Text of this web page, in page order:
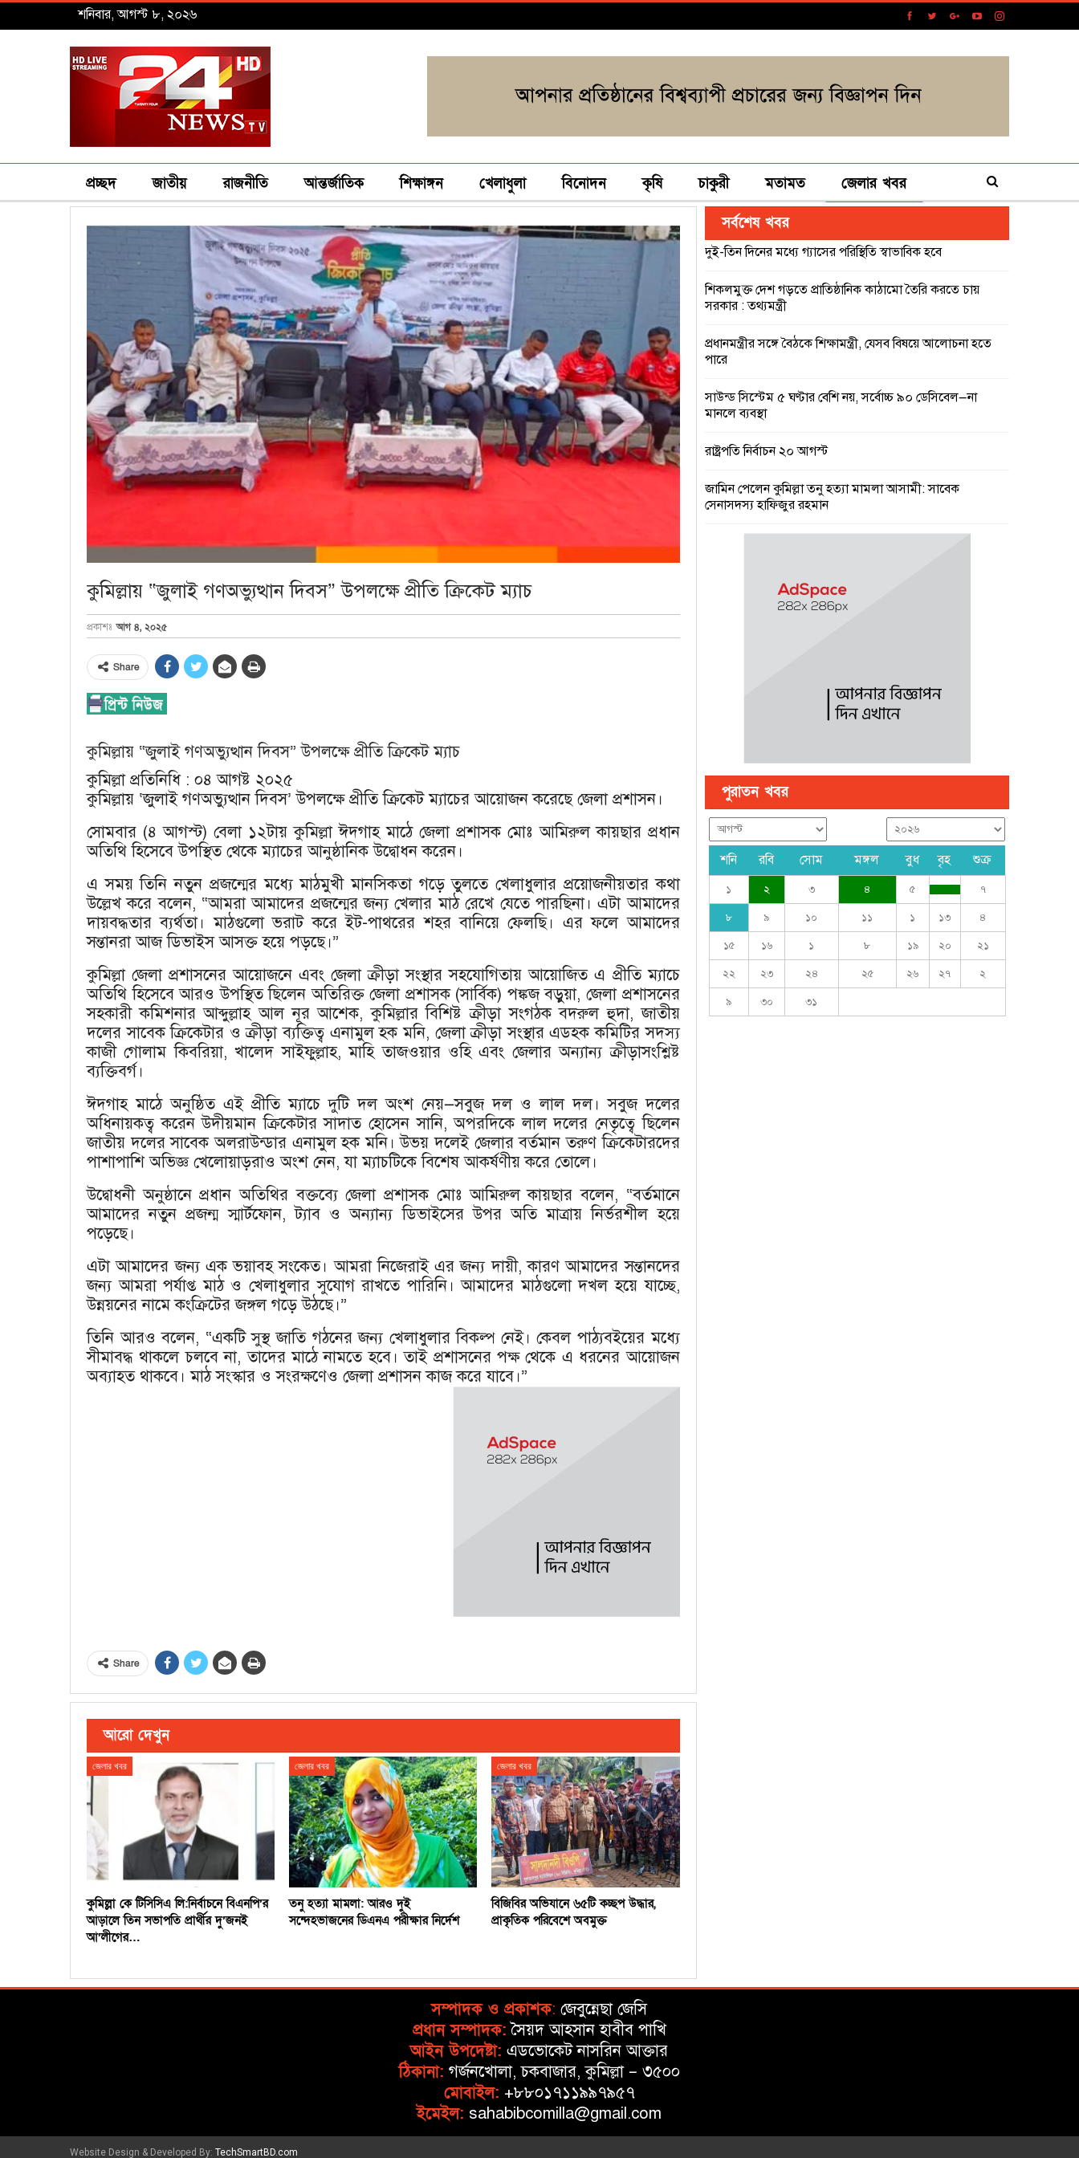
শনিবার, আগস্ট ৮, ২০২৬
প্রচ্ছদ জাতীয় রাজনীতি আন্তর্জাতিক শিক্ষাঙ্গন খেলাধুলা বিনোদন কৃষি চাকুরী মতামত জেলার খবর
কুমিল্লায় “জুলাই গণঅভ্যুত্থান দিবস” উপলক্ষে প্রীতি ক্রিকেট ম্যাচ
প্রকাশঃ আগ ৪, ২০২৫
Share
কুমিল্লায় “জুলাই গণঅভ্যুত্থান দিবস” উপলক্ষে প্রীতি ক্রিকেট ম্যাচ
কুমিল্লা প্রতিনিধি : ০৪ আগষ্ট ২০২৫
কুমিল্লায় ‘জুলাই গণঅভ্যুত্থান দিবস’ উপলক্ষে প্রীতি ক্রিকেট ম্যাচের আয়োজন করেছে জেলা প্রশাসন।
সোমবার (৪ আগস্ট) বেলা ১২টায় কুমিল্লা ঈদগাহ মাঠে জেলা প্রশাসক মোঃ আমিরুল কায়ছার প্রধান
অতিথি হিসেবে উপস্থিত থেকে ম্যাচের আনুষ্ঠানিক উদ্বোধন করেন।
এ সময় তিনি নতুন প্রজন্মের মধ্যে মাঠমুখী মানসিকতা গড়ে তুলতে খেলাধুলার প্রয়োজনীয়তার কথা
উল্লেখ করে বলেন, “আমরা আমাদের প্রজন্মের জন্য খেলার মাঠ রেখে যেতে পারছিনা। এটা আমাদের
দায়বদ্ধতার ব্যর্থতা। মাঠগুলো ভরাট করে ইট-পাথরের শহর বানিয়ে ফেলছি। এর ফলে আমাদের
সন্তানরা আজ ডিভাইস আসক্ত হয়ে পড়ছে।”
কুমিল্লা জেলা প্রশাসনের আয়োজনে এবং জেলা ক্রীড়া সংস্থার সহযোগিতায় আয়োজিত এ প্রীতি ম্যাচে
অতিথি হিসেবে আরও উপস্থিত ছিলেন অতিরিক্ত জেলা প্রশাসক (সার্বিক) পঙ্কজ বড়ুয়া, জেলা প্রশাসনের
সহকারী কমিশনার আব্দুল্লাহ আল নূর আশেক, কুমিল্লার বিশিষ্ট ক্রীড়া সংগঠক বদরুল হুদা, জাতীয়
দলের সাবেক ক্রিকেটার ও ক্রীড়া ব্যক্তিত্ব এনামুল হক মনি, জেলা ক্রীড়া সংস্থার এডহক কমিটির সদস্য
কাজী গোলাম কিবরিয়া, খালেদ সাইফুল্লাহ, মাহি তাজওয়ার ওহি এবং জেলার অন্যান্য ক্রীড়াসংশ্লিষ্ট
ব্যক্তিবর্গ।
ঈদগাহ মাঠে অনুষ্ঠিত এই প্রীতি ম্যাচে দুটি দল অংশ নেয়—সবুজ দল ও লাল দল। সবুজ দলের
অধিনায়কত্ব করেন উদীয়মান ক্রিকেটার সাদাত হোসেন সানি, অপরদিকে লাল দলের নেতৃত্বে ছিলেন
জাতীয় দলের সাবেক অলরাউন্ডার এনামুল হক মনি। উভয় দলেই জেলার বর্তমান তরুণ ক্রিকেটারদের
পাশাপাশি অভিজ্ঞ খেলোয়াড়রাও অংশ নেন, যা ম্যাচটিকে বিশেষ আকর্ষণীয় করে তোলে।
উদ্বোধনী অনুষ্ঠানে প্রধান অতিথির বক্তব্যে জেলা প্রশাসক মোঃ আমিরুল কায়ছার বলেন, “বর্তমানে
আমাদের নতুন প্রজন্ম স্মার্টফোন, ট্যাব ও অন্যান্য ডিভাইসের উপর অতি মাত্রায় নির্ভরশীল হয়ে
পড়েছে।
এটা আমাদের জন্য এক ভয়াবহ সংকেত। আমরা নিজেরাই এর জন্য দায়ী, কারণ আমাদের সন্তানদের
জন্য আমরা পর্যাপ্ত মাঠ ও খেলাধুলার সুযোগ রাখতে পারিনি। আমাদের মাঠগুলো দখল হয়ে যাচ্ছে,
উন্নয়নের নামে কংক্রিটের জঙ্গল গড়ে উঠছে।”
তিনি আরও বলেন, “একটি সুস্থ জাতি গঠনের জন্য খেলাধুলার বিকল্প নেই। কেবল পাঠ্যবইয়ের মধ্যে
সীমাবদ্ধ থাকলে চলবে না, তাদের মাঠে নামতে হবে। তাই প্রশাসনের পক্ষ থেকে এ ধরনের আয়োজন
অব্যাহত থাকবে। মাঠ সংস্কার ও সংরক্ষণেও জেলা প্রশাসন কাজ করে যাবে।”
Share
আরো দেখুন
জেলার খবর
কুমিল্লা কে টিসিসিএ লি:নির্বাচনে বিএনপি’র
আড়ালে তিন সভাপতি প্রার্থীর দু’জনই
আ’লীগের…
জেলার খবর
তনু হত্যা মামলা: আরও দুই
সন্দেহভাজনের ডিএনএ পরীক্ষার নির্দেশ
জেলার খবর
বিজিবির অভিযানে ৬৫টি কচ্ছপ উদ্ধার,
প্রাকৃতিক পরিবেশে অবমুক্ত
সর্বশেষ খবর
দুই-তিন দিনের মধ্যে গ্যাসের পরিস্থিতি স্বাভাবিক হবে
শিকলমুক্ত দেশ গড়তে প্রাতিষ্ঠানিক কাঠামো তৈরি করতে চায়
সরকার : তথ্যমন্ত্রী
প্রধানমন্ত্রীর সঙ্গে বৈঠকে শিক্ষামন্ত্রী, যেসব বিষয়ে আলোচনা হতে
পারে
সাউন্ড সিস্টেম ৫ ঘণ্টার বেশি নয়, সর্বোচ্চ ৯০ ডেসিবেল—না
মানলে ব্যবস্থা
রাষ্ট্রপতি নির্বাচন ২০ আগস্ট
জামিন পেলেন কুমিল্লা তনু হত্যা মামলা আসামী: সাবেক
সেনাসদস্য হাফিজুর রহমান
সরকারের নয়, রাষ্ট্রের বিরুদ্ধে বলা অপরাধ : তথ্যমন্ত্রী
পুরাতন খবর
শনি রবি সোম মঙ্গল বুধ বৃহ শুক্র
১ ২ ৩ ৪ ৫ ৭
৮ ৯ ১০ ১১ ১ ১৩ ৪
১৫ ১৬ ১ ৮ ১৯ ২০ ২১
২২ ২৩ ২৪ ২৫ ২৬ ২৭ ২
৯ ৩০ ৩১
সম্পাদক ও প্রকাশক: জেবুন্নেছা জেসি
প্রধান সম্পাদক: সৈয়দ আহসান হাবীব পাখি
আইন উপদেষ্টা: এডভোকেট নাসরিন আক্তার
ঠিকানা: গর্জনখোলা, চকবাজার, কুমিল্লা – ৩৫০০
মোবাইল: +৮৮০১৭১১৯৯৭৯৫৭
ইমেইল: sahabibcomilla@gmail.com
Website Design & Developed By: TechSmartBD.com